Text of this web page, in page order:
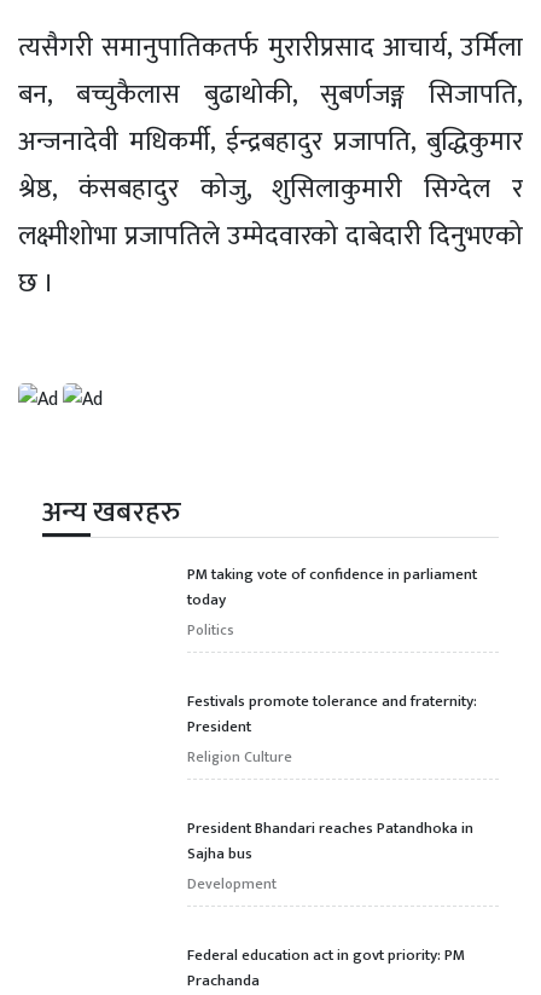
त्यसैगरी समानुपातिकतर्फ मुरारीप्रसाद आचार्य, उर्मिला
बन, बच्चुकैलास बुढाथोकी, सुबर्णजङ्ग सिजापति,
अन्जनादेवी मधिकर्मी, ईन्द्रबहादुर प्रजापति, बुद्धिकुमार
श्रेष्ठ, कंसबहादुर कोजु, शुसिलाकुमारी सिग्देल र
लक्ष्मीशोभा प्रजापतिले उम्मेदवारको दाबेदारी दिनुभएको
छ ।
अन्य खबरहरु
PM taking vote of confidence in parliament
today
Politics
Festivals promote tolerance and fraternity:
President
Religion Culture
President Bhandari reaches Patandhoka in
Sajha bus
Development
Federal education act in govt priority: PM
Prachanda